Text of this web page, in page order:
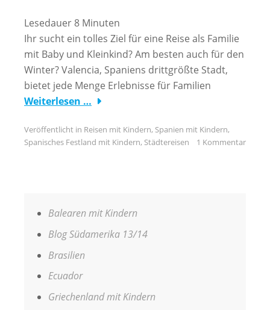
Lesedauer 8 Minuten
Ihr sucht ein tolles Ziel für eine Reise als Familie
mit Baby und Kleinkind? Am besten auch für den
Winter? Valencia, Spaniens drittgrößte Stadt,
bietet jede Menge Erlebnisse für Familien
Weiterlesen …
Veröffentlicht in Reisen mit Kindern, Spanien mit Kindern,
Spanisches Festland mit Kindern, Städtereisen 1 Kommentar
Balearen mit Kindern
Blog Südamerika 13/14
Brasilien
Ecuador
Griechenland mit Kindern